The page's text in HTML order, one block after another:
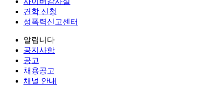
견학 신청
성폭력신고센터
알립니다
공지사항
공고
채용공고
채널 안내